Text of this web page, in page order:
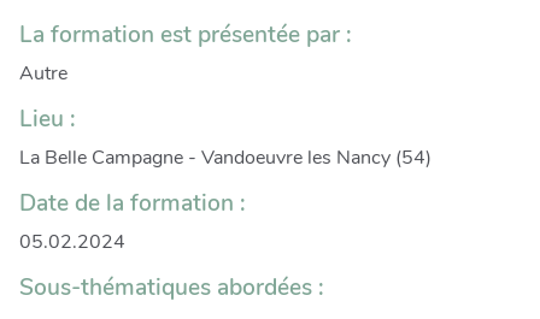
La formation est présentée par :
Autre
Lieu :
La Belle Campagne - Vandoeuvre les Nancy (54)
Date de la formation :
05.02.2024
Sous-thématiques abordées :